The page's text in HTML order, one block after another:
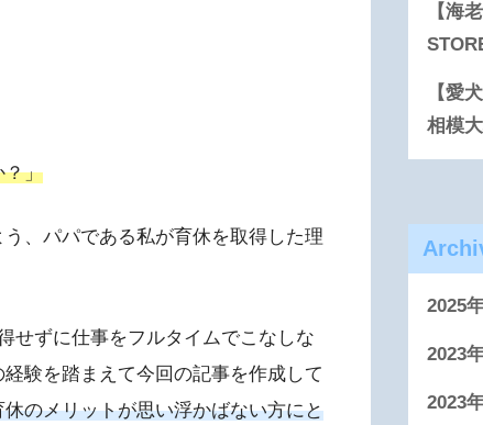
？」
、パパである私が育休を取得した理
せずに仕事をフルタイムでこなしな
験を踏まえて今回の記事を作成して
のメリットが思い浮かばない方にと
【海
【愛
相模
2025
2023
2023